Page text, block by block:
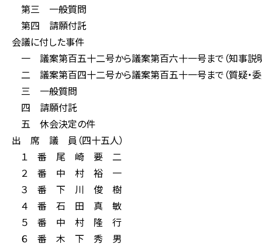
第三 一般質問
第四 請願付託
会議に付した事件
一 議案第百五十二号から議案第百六十一号まで（知事説明
二 議案第百四十二号から議案第百五十一号まで（質疑・委
三 一般質問
四 請願付託
五 休会決定の件
出 席 議 員（四十五人）
１ 番 尾 崎 要 二
２ 番 中 村 裕 一
３ 番 下 川 俊 樹
４ 番 石 田 真 敏
５ 番 中 村 隆 行
６ 番 木 下 秀 男